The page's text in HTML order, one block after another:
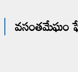
వసంతమేఘం